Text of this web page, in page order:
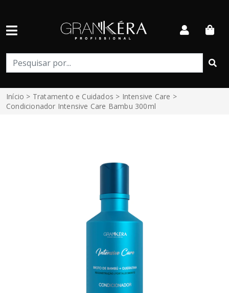
Início > Tratamento e Cuidados > Intensive Care >
Condicionador Intensive Care Bambu 300ml